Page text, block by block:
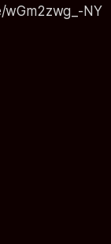
wGm2zwg_-NY